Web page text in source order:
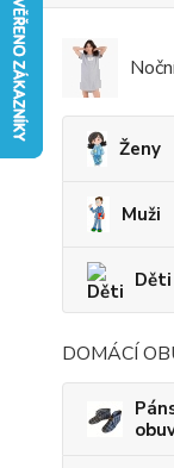
Ženy
Muži
Děti
DOMÁCÍ